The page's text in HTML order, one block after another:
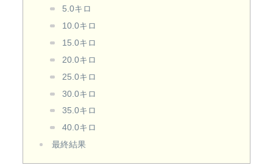
5.0キロ
10.0キロ
15.0キロ
20.0キロ
25.0キロ
30.0キロ
35.0キロ
40.0キロ
最終結果